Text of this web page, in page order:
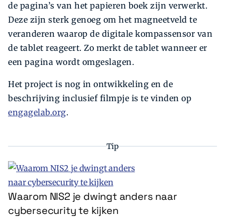
de pagina’s van het papieren boek zijn verwerkt.
Deze zijn sterk genoeg om het magneetveld te
veranderen waarop de digitale kompassensor van
de tablet reageert. Zo merkt de tablet wanneer er
een pagina wordt omgeslagen.
Het project is nog in ontwikkeling en de
beschrijving inclusief filmpje is te vinden op
engagelab.org.
Tip
Waarom NIS2 je dwingt anders naar
cybersecurity te kijken